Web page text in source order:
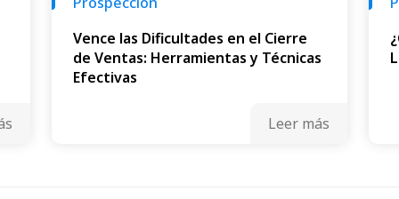
Vence las Dificultades en el Cierre
de Ventas: Herramientas y Técnicas
Efectivas
Leer más